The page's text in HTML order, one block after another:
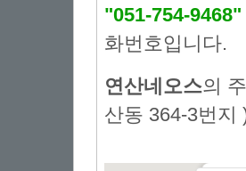
"051-754-9468"
화번호입니다.
연산네오스의
산동 364-3번지